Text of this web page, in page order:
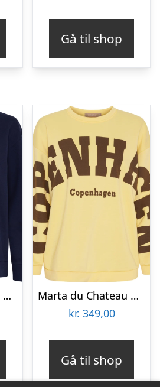
kr. 150,00.
var:
kr. 149,95.
kr.
Gå til shop
Marta du Chateau dame sweatshirt MdcAnnemette J-639 – Navy
Marta du Chateau dame sweatshirt MdcHibiscus 22659 – Yellow/Moro
kr. 349,00
Gå til shop